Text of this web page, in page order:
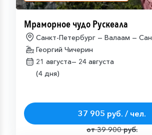
Мраморное чудо Рускеала
Санкт-Петербург — Валаам —
Георгий Чичерин
21 августа— 24 августа
(4 дня)
37 905 руб. / чел.
от 39 900 руб.